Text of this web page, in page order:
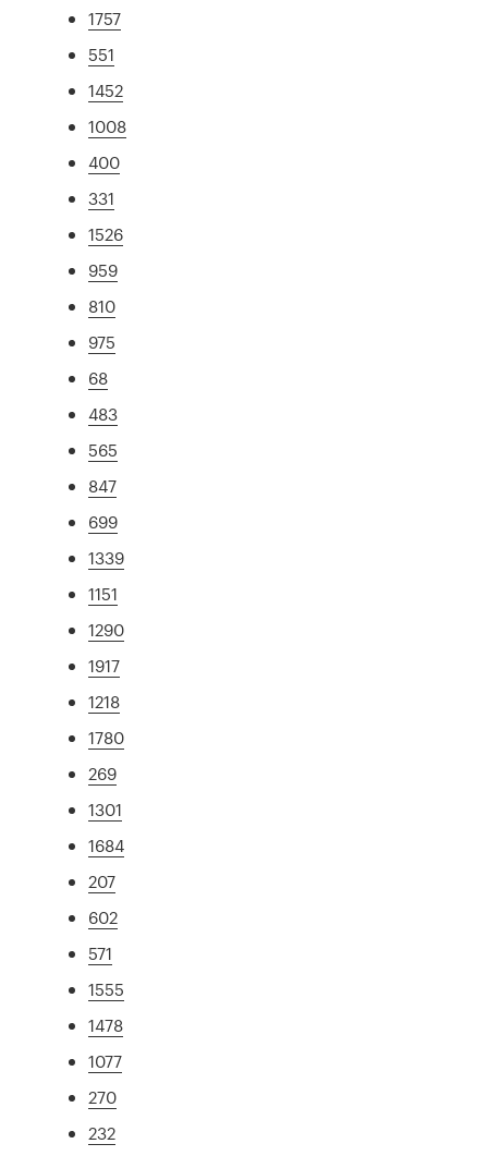
1757
551
1452
1008
400
331
1526
959
810
975
68
483
565
847
699
1339
1151
1290
1917
1218
1780
269
1301
1684
207
602
571
1555
1478
1077
270
232